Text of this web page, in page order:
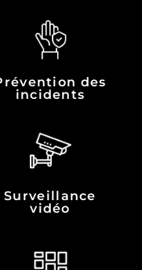
des
incidents
Surveillance
vidéo